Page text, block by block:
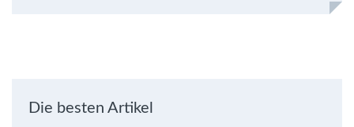
Die besten Artikel